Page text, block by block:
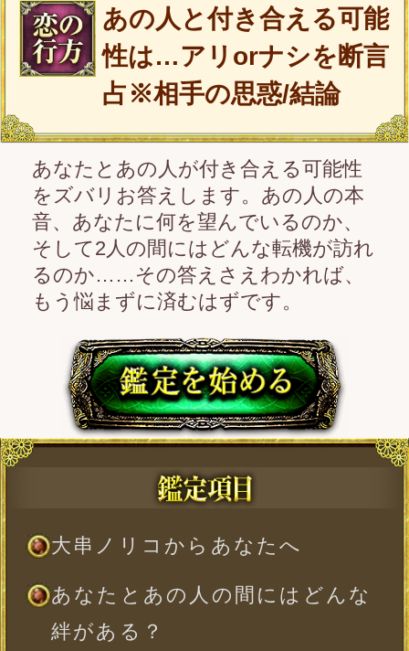
そして2人の間にはどんな転機が訪れ
るのか……その答えさえわかれば、
もう悩まずに済むはずです。
大串ノリコからあなたへ
あなたとあの人の間にはどんな
絆がある？
あの人にとって、あなたは異性
としてどんな存在？
あの人があなたに抱く期待と葛
あの人の中で、今恋愛はどのく
あの人があなたについて今知り
あの人はあなたにどんなアプロ
ーチをしてくる？
最終的にあなたとあの人は……